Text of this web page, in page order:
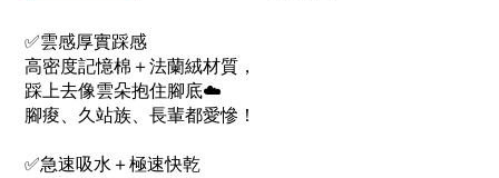
✅雲感厚實踩感
高密度記憶棉＋法蘭絨材質，
踩上去像雲朵抱住腳底☁️
腳痠、久站族、長輩都愛慘！
✅急速吸水＋極速快乾